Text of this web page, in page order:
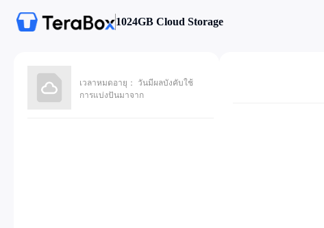
1024GB Cloud Storage
เวลาหมดอายุ： วันมีผลบังคับใช้
การแบ่งปันมาจาก